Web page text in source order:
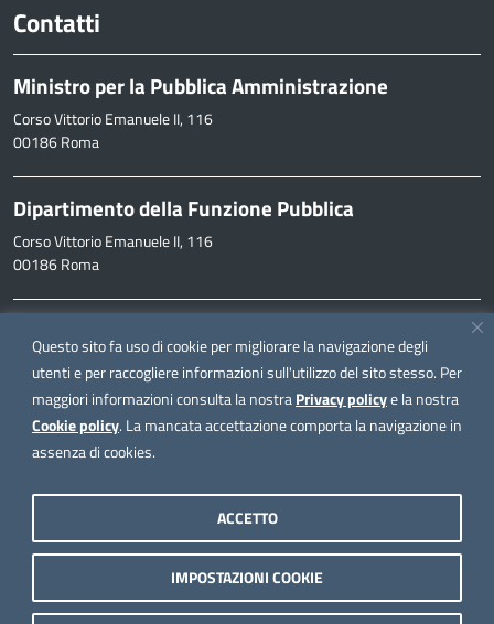
Questo sito fa uso di cookie per migliorare la navigazione degli
utenti e per raccogliere informazioni sull'utilizzo del sito stesso. Per
maggiori informazioni consulta la nostraPrivacy policye la nostra
Cookie policy. La mancata accettazione comporta la navigazione in
assenza di cookies.
IMPOSTAZIONI COOKIE
ACCETTO
Contatti
Ministro per la Pubblica Amministrazione
Corso Vittorio Emanuele II, 116
00186 Roma
Dipartimento della Funzione Pubblica
Corso Vittorio Emanuele II, 116
00186 Roma
inpa@funzionepubblica.it
FAQ
FAQ – Domande e risposte
Seguici su
Note legali